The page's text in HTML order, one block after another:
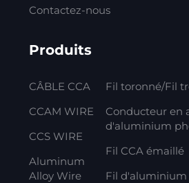
Contactez-nous
Produits
CÂBLE CCA
CCAM WIRE
CCS WIRE
Aluminum
Alloy Wire
Fil toronné/Fil
Conducteur en
d'aluminium
Fil CCA émaillé
Fil d'aluminium